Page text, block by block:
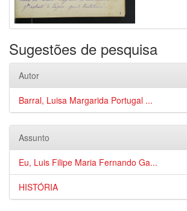
Sugestões de pesquisa
Autor
Barral, Luisa Margarida Portugal ...
Assunto
Eu, Luis Filipe Maria Fernando Ga...
HISTÓRIA